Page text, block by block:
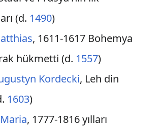
(d. 1490)
, 1611-1617 Bohemya
hükmetti (d. 1557)
Kordecki, Leh din
1603)
, 1777-1816 yılları